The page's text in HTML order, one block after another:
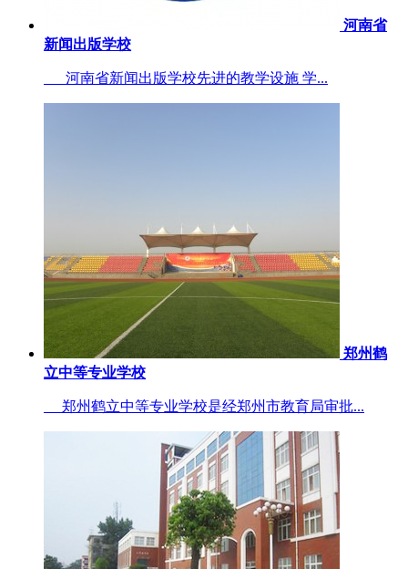
河南省
新闻出版学校
河南省新闻出版学校先进的教学设施 学...
郑州鹤
立中等专业学校
郑州鹤立中等专业学校是经郑州市教育局审批...